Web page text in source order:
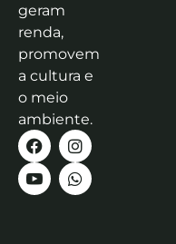
geram
renda,
promovem
a cultura e
o meio
ambiente.